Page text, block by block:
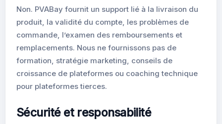
Non. PVABay fournit un support lié à la livraison du
produit, la validité du compte, les problèmes de
commande, l’examen des remboursements et
remplacements. Nous ne fournissons pas de
formation, stratégie marketing, conseils de
croissance de plateformes ou coaching technique
pour plateformes tierces.
Sécurité et responsabilité